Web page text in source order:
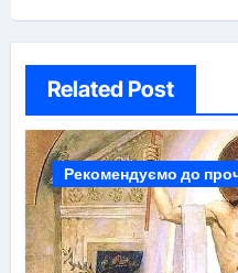
Related Post
Рекомендуємо до